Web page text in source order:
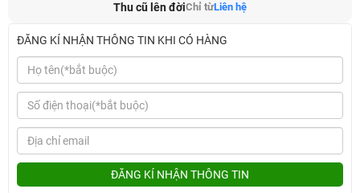
Thu cũ lên đờiChỉ từLiên hệ
ĐĂNG KÍ NHẬN THÔNG TIN KHI CÓ HÀNG
ĐĂNG KÍ NHẬN THÔNG TIN